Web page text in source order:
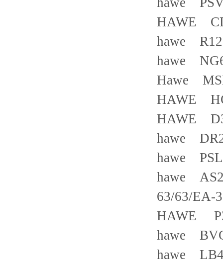
HAWE
hawe R12
hawe
Hawe
HAWE
HAWE
hawe
hawe
hawe
63/63/EA-
HAWE
hawe
hawe